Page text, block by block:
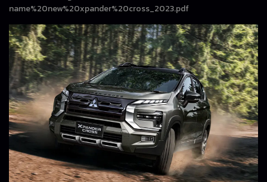
name%20new%20xpander%20cross_2023.pdf